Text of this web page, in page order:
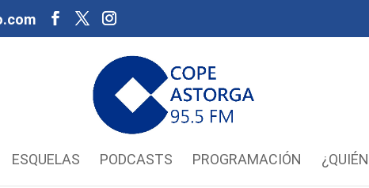
ESQUELAS PODCASTS PROGRAMACIÓN